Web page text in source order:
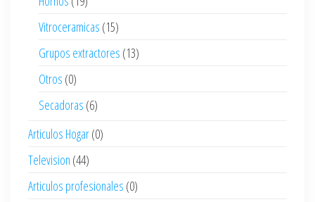
Vitroceramicas (15)
Grupos extractores (13)
Otros (0)
Secadoras (6)
Articulos Hogar(0)
Television (44)
Articulos profesionales (0)